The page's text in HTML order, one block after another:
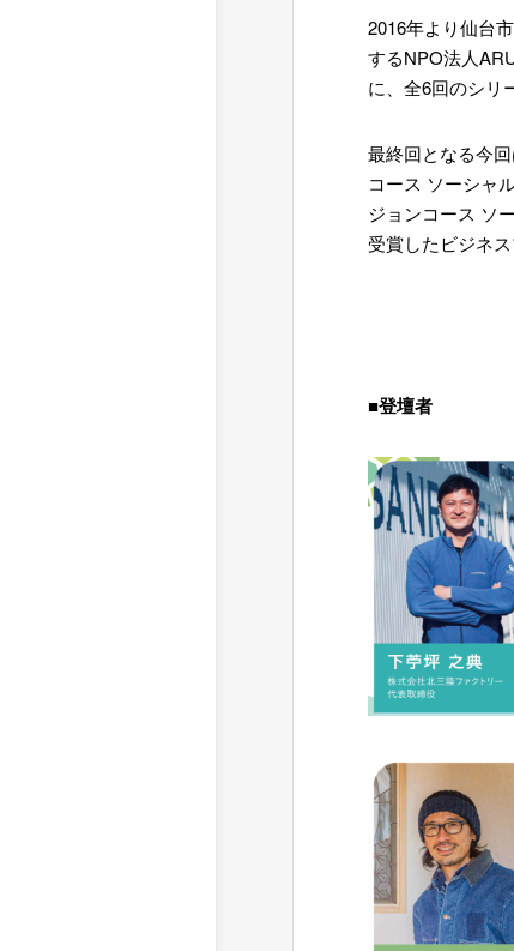
2016年より仙台
するNPO法人
に、全6回のシリ
最終回となる今
コース ソーシャ
ジョンコース ソ
受賞したビジネ
■登壇者